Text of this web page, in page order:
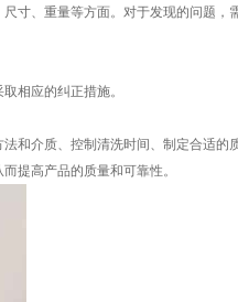
寸、重量等方面。对于发现的问题，
相应的纠正措施。
和介质、控制清洗时间、制定合适的
提高产品的质量和可靠性。